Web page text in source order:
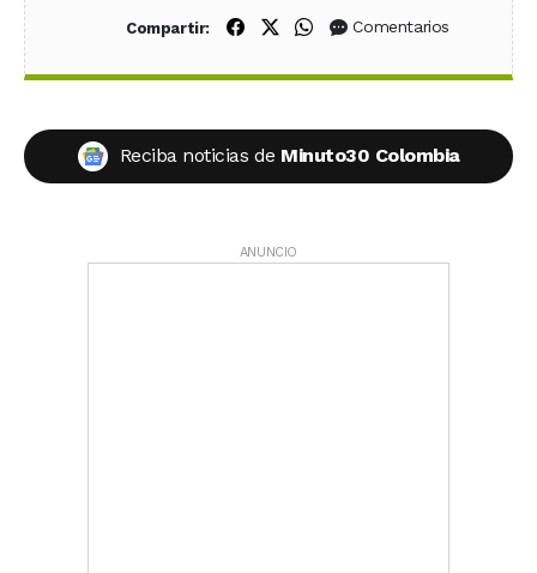
Compartir: Compartir en Facebook
Compartir en X (Twitter)
Compartir en WhatsApp
Comentarios
Reciba noticias de Minuto30 Colombia
ANUNCIO